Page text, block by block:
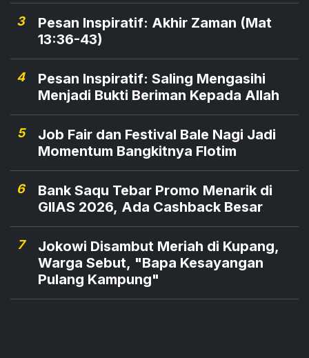
3
Pesan Inspiratif: Akhir Zaman (Mat
13:36-43)
4
Pesan Inspiratif: Saling Mengasihi
Menjadi Bukti Beriman Kepada Allah
5
Job Fair dan Festival Bale Nagi Jadi
Momentum Bangkitnya Flotim
6
Bank Saqu Tebar Promo Menarik di
GIIAS 2026, Ada Cashback Besar
7
Jokowi Disambut Meriah di Kupang,
Warga Sebut, "Bapa Kesayangan
Pulang Kampung"